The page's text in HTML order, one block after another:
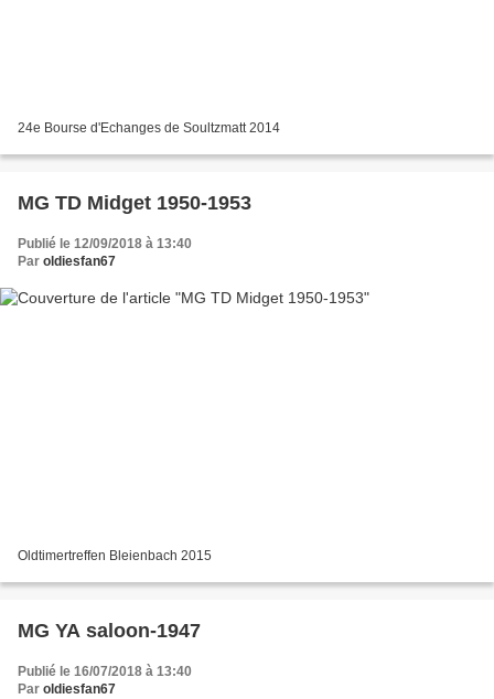
24e Bourse d'Echanges de Soultzmatt 2014
MG TD Midget 1950-1953
Publié le 12/09/2018 à 13:40
Par oldiesfan67
Oldtimertreffen Bleienbach 2015
MG YA saloon-1947
Publié le 16/07/2018 à 13:40
Par oldiesfan67